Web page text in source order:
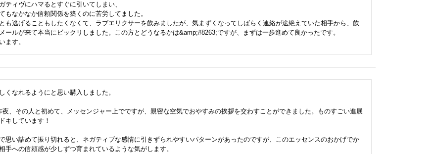
ティヴにハマるとすぐに引いてしまい、
もなかなか信頼関係を築くのに苦労してました。
も逃げることもしたくなくて、ラブエリクサーを飲みましたが、気まずくなってしばらく連絡が途絶えていた相手から、飲
ールが来て本当にビックリしました。この方とどうなるかは&amp;#8263;ですが、まずは一歩進めて良かったです。
くなれるようにと思い購入しました。
夜、その人と初めて、メッセンジャー上でですが、親密な空気でおやすみの挨拶を交わすことができました。ものすごい進展
キしています！
思い詰めて振り切れると、ネガティブな感情に引きずられやすいパターンがあったのですが、このエッセンスのおかげでか
手への信頼感が少しずつ育まれているような気がします。